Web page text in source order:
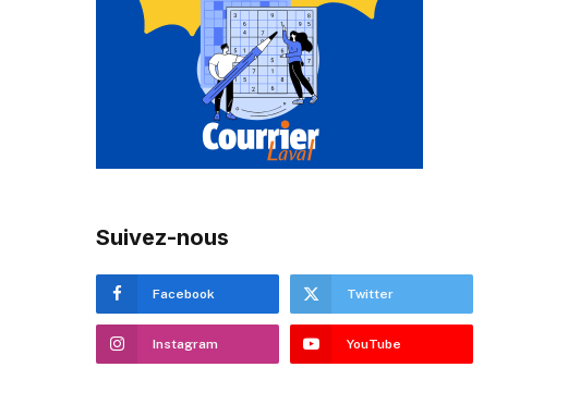
Suivez-nous
Facebook Twitter
Instagram YouTube